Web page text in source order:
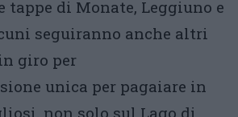
di Monate, Leggiuno e
seguiranno anche altri
giro per
unica per pagaiare in
non solo sul Lago di